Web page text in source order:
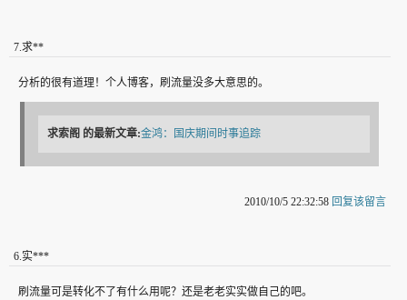
7.求**
分析的很有道理！个人博客，刷流量没多大意思的。
求索阁 的最新文章:金鸿：国庆期间时事追踪
2010/10/5 22:32:58 回复该留言
6.实***
刷流量可是转化不了有什么用呢？还是老老实实做自己的吧。